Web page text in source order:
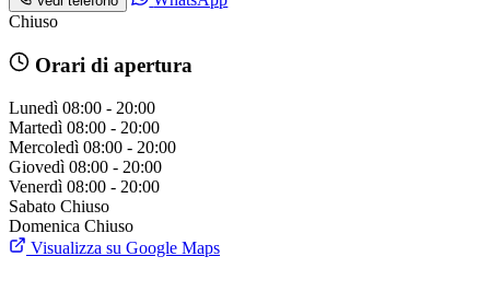
Chiuso
Orari di apertura
Lunedì 08:00 - 20:00
Martedì 08:00 - 20:00
Mercoledì 08:00 - 20:00
Giovedì 08:00 - 20:00
Venerdì 08:00 - 20:00
Sabato Chiuso
Domenica Chiuso
Visualizza su Google Maps